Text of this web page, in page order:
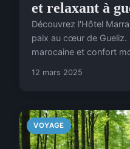
et relaxant à
Découvrez l'Hôtel
paix au cœur de Gueliz.
marocaine et confort
12 mars 2025
VOYAGE